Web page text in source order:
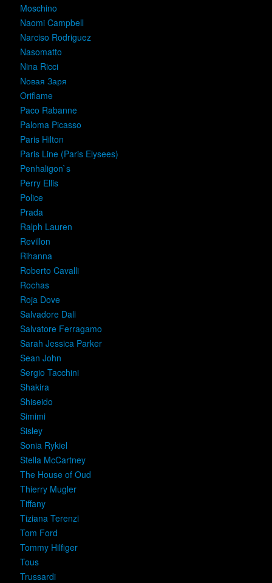
Moschino
Naomi Campbell
Narciso Rodriguez
Nasomatto
Nina Ricci
Nовая Заря
Oriflame
Paco Rabanne
Paloma Picasso
Paris Hilton
Paris Line (Paris Elysees)
Penhaligon`s
Perry Ellis
Police
Prada
Ralph Lauren
Revillon
Rihanna
Roberto Cavalli
Rochas
Roja Dove
Salvadore Dali
Salvatore Ferragamo
Sarah Jessica Parker
Sean John
Sergio Tacchini
Shakira
Shiseido
Simimi
Sisley
Sonia Rykiel
Stella McCartney
The House of Oud
Thierry Mugler
Tiffany
Tiziana Terenzi
Tom Ford
Tommy Hilfiger
Tous
Trussardi